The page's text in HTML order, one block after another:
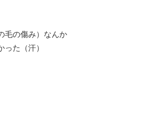
毛の傷み）なんか
た（汗）